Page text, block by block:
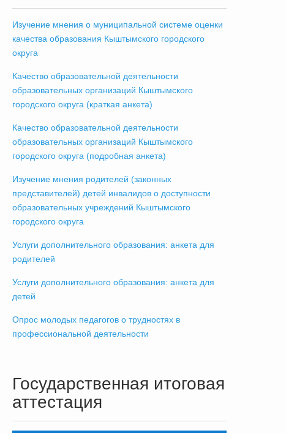
Изучение мнения о муниципальной системе оценки
качества образования Кыштымского городского
округа
Качество образовательной деятельности
образовательных организаций Кыштымского
городского округа (краткая анкета)
Качество образовательной деятельности
образовательных организаций Кыштымского
городского округа (подробная анкета)
Изучение мнения родителей (законных
представителей) детей инвалидов о доступности
образовательных учреждений Кыштымского
городского округа
Услуги дополнительного образования: анкета для
родителей
Услуги дополнительного образования: анкета для
детей
Опрос молодых педагогов о трудностях в
профессиональной деятельности
Государственная итоговая
аттестация